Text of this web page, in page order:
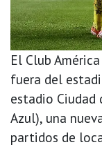
El Club
fuera del
estadio Ciudad
Azul), una
partidos de